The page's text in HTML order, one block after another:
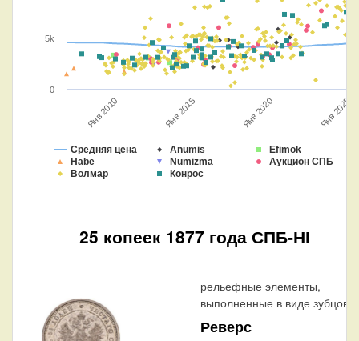
Средняя цена Anumis
Efimok
Habe
Numizma
Аукцион СПБ
Волмар
Конрос
Янв 2010 Янв 2015 Янв 2020 Янв 2025
0
5k
25 копеек 1877 года СПБ-НІ
рельефные элементы,
выполненные в виде зубцов.
Реверс